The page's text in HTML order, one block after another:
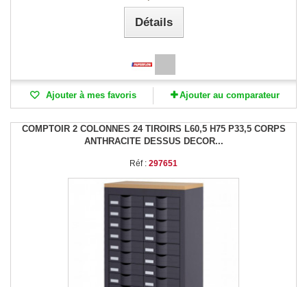
Détails
Ajouter à mes favoris Ajouter au comparateur
COMPTOIR 2 COLONNES 24 TIROIRS L60,5 H75 P33,5 CORPS
ANTHRACITE DESSUS DECOR...
Réf : 297651